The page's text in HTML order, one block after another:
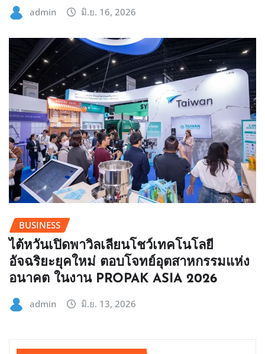
admin มิ.ย. 16, 2026
BUSINESS
ไต้หวันเปิดพาวิลเลียนโชว์เทคโนโลยี
อัจฉริยะยุคใหม่ ตอบโจทย์อุตสาหกรรมแห่ง
อนาคต ในงาน PROPAK ASIA 2026
admin มิ.ย. 13, 2026